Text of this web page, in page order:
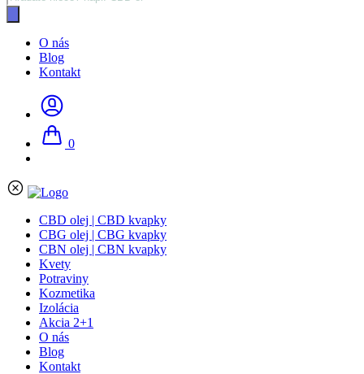
search
O nás
Blog
Kontakt
0
CBD olej | CBD kvapky
CBG olej | CBG kvapky
CBN olej | CBN kvapky
Kvety
Potraviny
Kozmetika
Izolácia
Akcia 2+1
O nás
Blog
Kontakt